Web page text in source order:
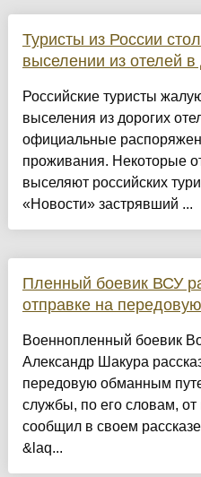
Туристы из России
выселении из отелей в
Российские туристы
выселения из дорогих
официальные
проживания. Некоторые
выселяют российских
«Новости» застрявший ...
Пленный боевик ВСУ
отправке на
Военнопленный боевик
Александр Шакура
передовую обманным
службы, по его словам,
сообщил в своем
&laq...